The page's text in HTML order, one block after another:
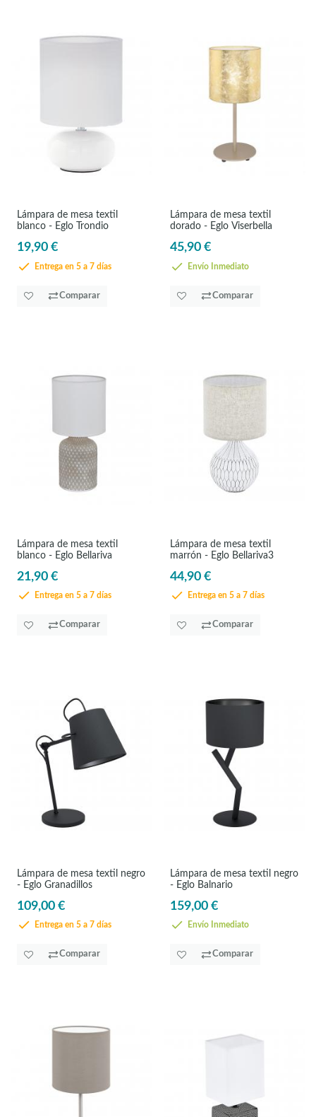
Lámpara de mesa textil
blanco - Eglo Trondio
19,90 €
Entrega en 5 a 7 días
Comparar
Lámpara de mesa textil
dorado - Eglo Viserbella
45,90 €
Envío Inmediato
Comparar
Lámpara de mesa textil
blanco - Eglo Bellariva
21,90 €
Entrega en 5 a 7 días
Comparar
Lámpara de mesa textil
marrón - Eglo Bellariva3
44,90 €
Entrega en 5 a 7 días
Comparar
Lámpara de mesa textil negro
- Eglo Granadillos
109,00 €
Entrega en 5 a 7 días
Comparar
Lámpara de mesa textil negro
- Eglo Balnario
159,00 €
Envío Inmediato
Comparar